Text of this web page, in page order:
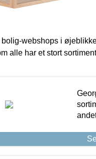
webshops i
alle har et stort